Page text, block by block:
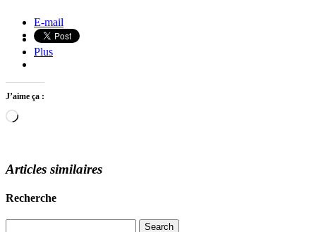
E-mail
Plus
J’aime ça :
Loading…
Articles similaires
Recherche